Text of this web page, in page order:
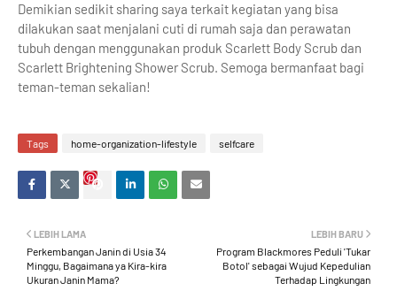
Demikian sedikit sharing saya terkait kegiatan yang bisa
dilakukan saat menjalani cuti di rumah saja dan perawatan
tubuh dengan menggunakan produk Scarlett Body Scrub dan
Scarlett Brightening Shower Scrub. Semoga bermanfaat bagi
teman-teman sekalian!
Tags home-organization-lifestyle selfcare
LEBIH BARU
Program Blackmores Peduli 'Tukar
Botol' sebagai Wujud Kepedulian
Terhadap Lingkungan
LEBIH LAMA
Perkembangan Janin di Usia 34
Minggu, Bagaimana ya Kira-kira
Ukuran Janin Mama?